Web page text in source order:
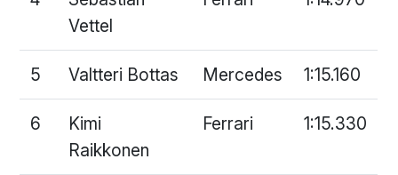
Vettel
5 Valtteri Bottas Mercedes 1:15.160
6
Kimi
Raikkonen
Ferrari 1:15.330